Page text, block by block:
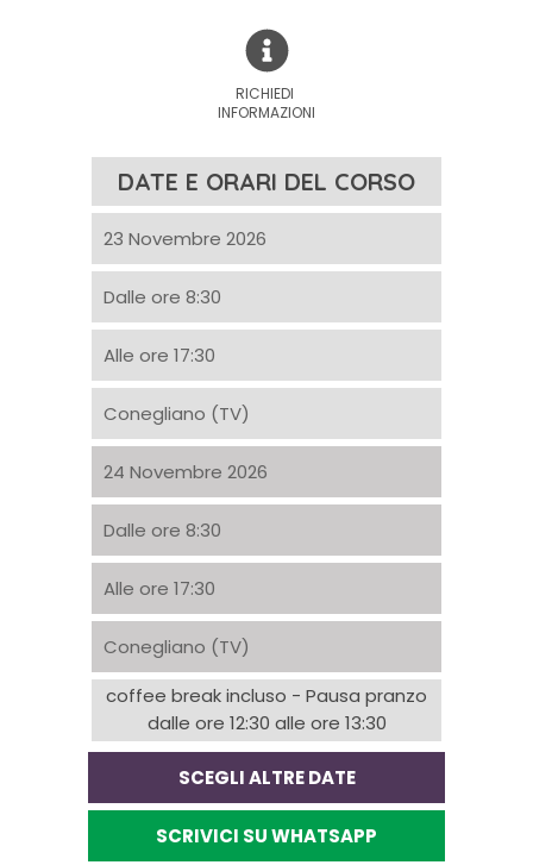
RICHIEDI
INFORMAZIONI
DATE E ORARI DEL CORSO
23 Novembre 2026
Dalle ore 8:30
Alle ore 17:30
Conegliano (TV)
24 Novembre 2026
Dalle ore 8:30
Alle ore 17:30
Conegliano (TV)
coffee break incluso - Pausa pranzo
dalle ore 12:30 alle ore 13:30
SCEGLI ALTRE DATE
SCRIVICI SU WHATSAPP